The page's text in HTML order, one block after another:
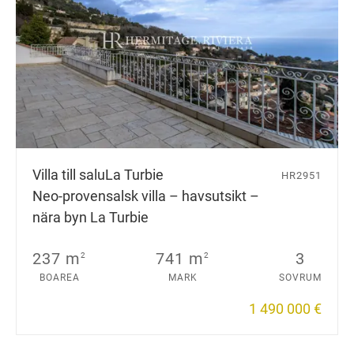
Villa till saluLa Turbie
Neo-provensalsk villa – havsutsikt –
nära byn La Turbie
HR2951
237 m2
BOAREA
741 m2
MARK
3
SOVRUM
1 490 000 €